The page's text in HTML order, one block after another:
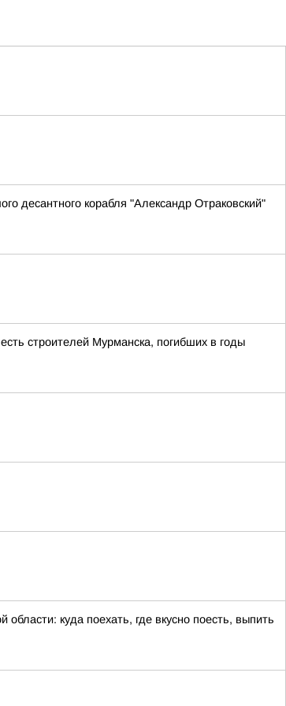
десантного корабля "Александр Отраковский"
строителей Мурманска, погибших в годы
куда поехать, где вкусно поесть, выпить